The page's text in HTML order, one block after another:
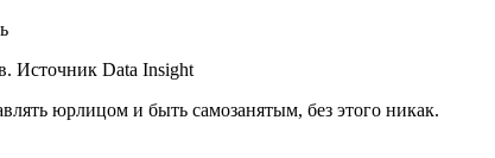
Источник Data Insight
юрлицом и быть самозанятым, без этого никак.